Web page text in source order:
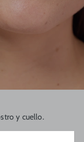
y cuello.